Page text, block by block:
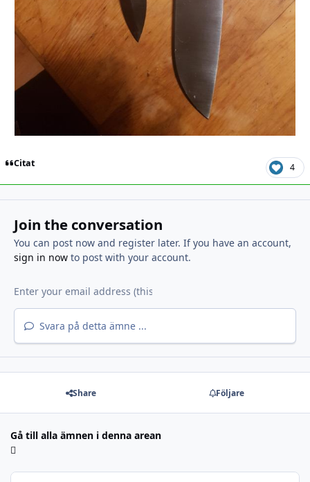
Citat 4
Join the conversation
You can post now and register later. If you have an account,
sign in nowto post with your account.
Svara på detta ämne ...
Share Följare
Gå till alla ämnen i denna arean